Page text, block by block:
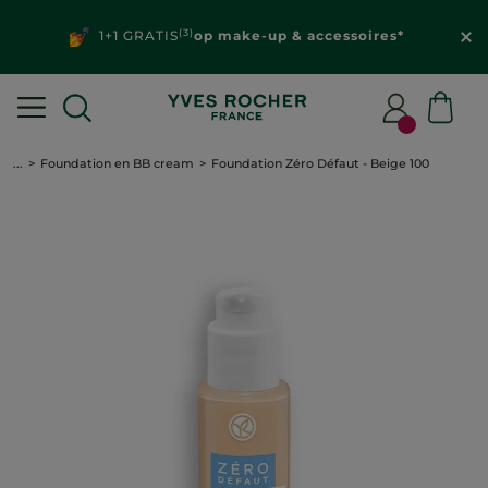
1+1 GRATIS(3)op make-up & accessoires*
... Foundation en BB cream Foundation Zéro Défaut - Beige 100